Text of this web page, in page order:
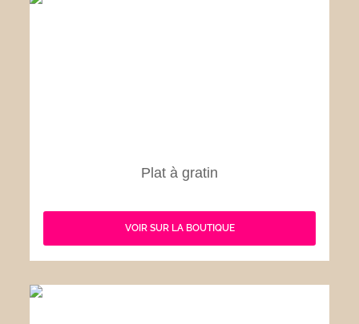
Plat à gratin
VOIR SUR LA BOUTIQUE